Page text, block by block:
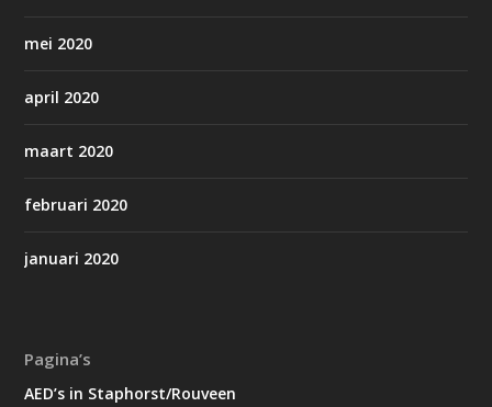
mei 2020
april 2020
maart 2020
februari 2020
januari 2020
Pagina’s
AED’s in Staphorst/Rouveen